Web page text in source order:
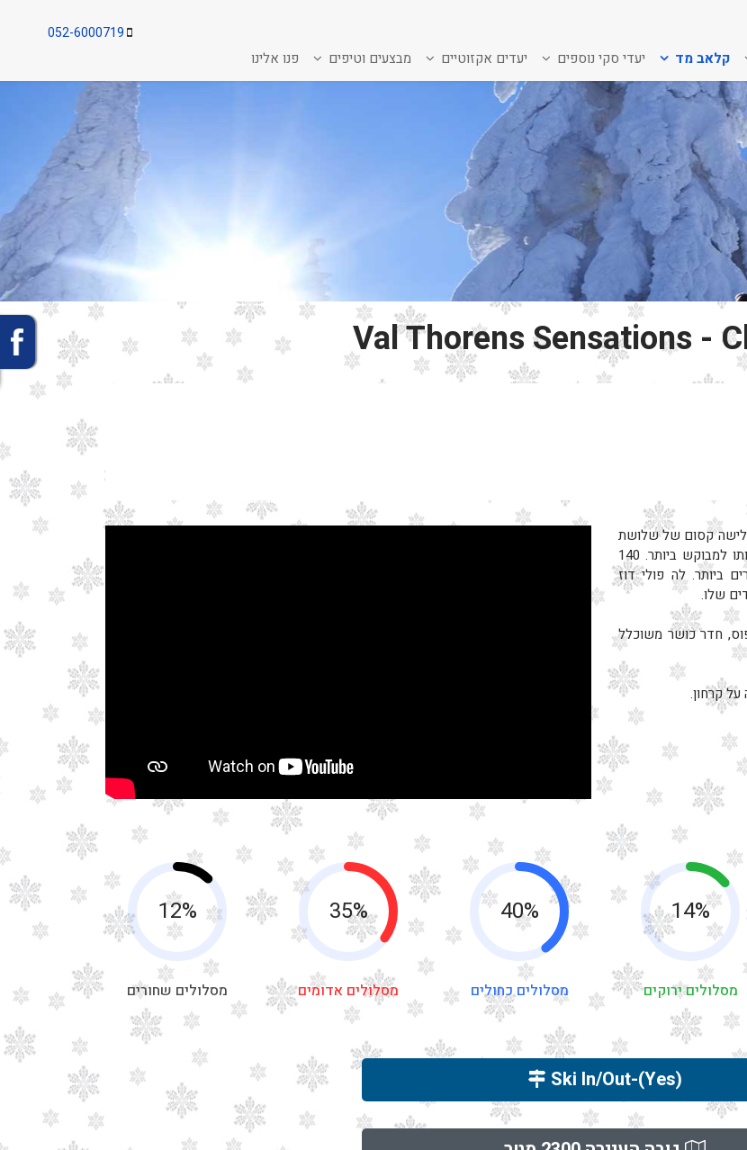
קלאב מד יעדי סקי נוספים יעדים אקזוטיים מבצעים וטיפים פנו אלינו
052-6000719
Val Thorens Sensations -
ממרחב גלישה קסום של שלושת
העמקים, החיבור למריבל וקורשבל עם קישורים מצויינים הופך אותו למבוקש ביותר. 140
ביותר. לה פולי דוז
שלו.
טיפוס, חדר כושר משוכלל
קרחון.
14%
מסלולים ירוקים
40%
מסלולים כחולים
35%
מסלולים אדומים
12%
מסלולים שחורים
(Ski In/Out-(Yes